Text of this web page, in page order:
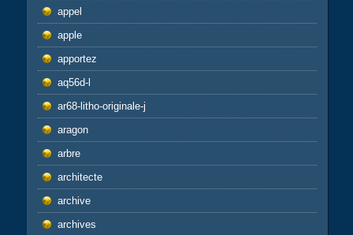
appel
apple
apportez
aq56d-l
ar68-litho-originale-j
aragon
arbre
architecte
archive
archives